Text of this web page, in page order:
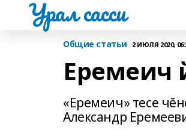
Урал сасси
Общие статьи 2 ИЮЛЯ 2020,
Еремеич
«Еремеич» тесе
Александр